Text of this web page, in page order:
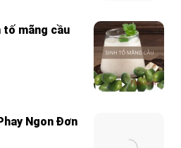
tố mãng cầu
Ngon Đơn